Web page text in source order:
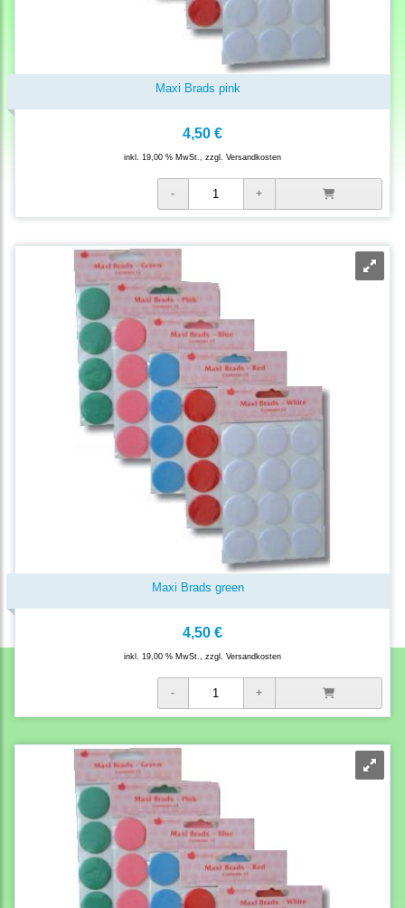
Maxi Brads pink
4,50 €
inkl. 19,00 % MwSt., zzgl. Versandkosten
Maxi Brads green
4,50 €
inkl. 19,00 % MwSt., zzgl. Versandkosten